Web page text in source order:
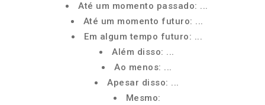
Até um momento passado: ...
Até um momento futuro: ...
Em algum tempo futuro: ...
Além disso: ...
Ao menos: ...
Apesar disso: ...
Mesmo: